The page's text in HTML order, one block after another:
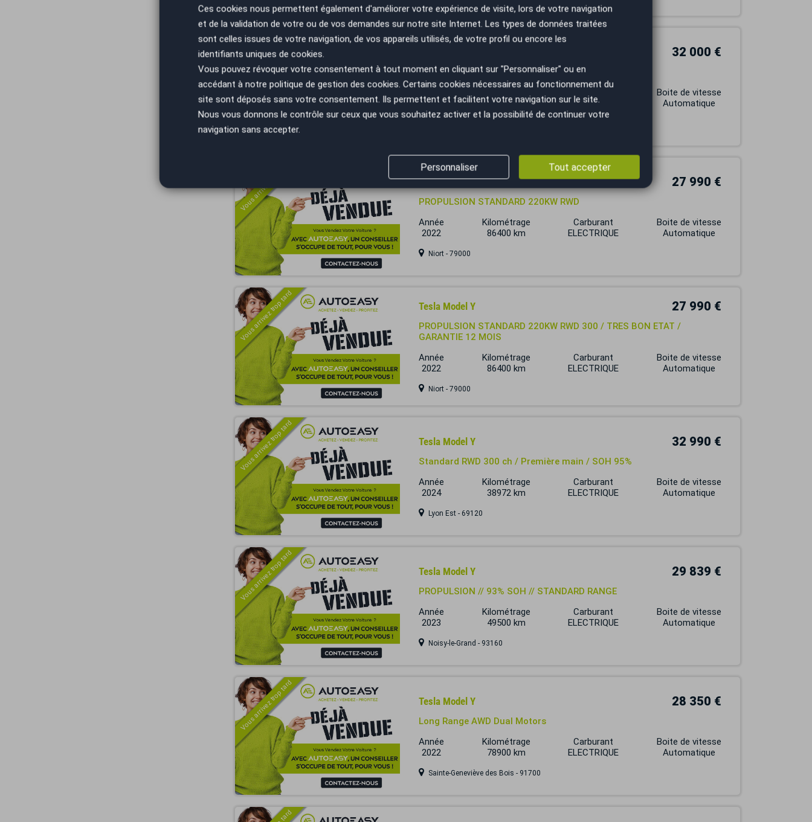
Vous arrivez trop tard 32 000 €
DUAL MOTOR LONG RANGE 476 GRANDE AUTONOMIE
2022
59500 km
ELECTRIQUE
Boite de vitesse
Automatique
Vous arrivez trop tard Tesla Model Y 27 990 €
PROPULSION STANDARD 220KW RWD
Année
2022
Kilométrage
86400 km
Carburant
ELECTRIQUE
Boite de vitesse
Automatique
Niort - 79000
Vous arrivez trop tard Tesla Model Y 27 990 €
PROPULSION STANDARD 220KW RWD 300 / TRES BON ETAT /
GARANTIE 12 MOIS
Année
2022
Kilométrage
86400 km
Carburant
ELECTRIQUE
Boite de vitesse
Automatique
Niort - 79000
Vous arrivez trop tard Tesla Model Y 32 990 €
Standard RWD 300 ch / Première main / SOH 95%
Année
2024
Kilométrage
38972 km
Carburant
ELECTRIQUE
Boite de vitesse
Automatique
Lyon Est - 69120
Vous arrivez trop tard Tesla Model Y 29 839 €
PROPULSION // 93% SOH // STANDARD RANGE
Année
2023
Kilométrage
49500 km
Carburant
ELECTRIQUE
Boite de vitesse
Automatique
Noisy-le-Grand - 93160
Vous arrivez trop tard Tesla Model Y 28 350 €
Long Range AWD Dual Motors
Année
2022
Kilométrage
78900 km
Carburant
ELECTRIQUE
Boite de vitesse
Automatique
Sainte-Geneviève des Bois - 91700
Ces cookies nous permettent également d'améliorer votre expérience de visite, lors de votre navigation
et de la validation de votre ou de vos demandes sur notre site Internet. Les types de données traitées
sont celles issues de votre navigation, de vos appareils utilisés, de votre profil ou encore les
identifiants uniques de cookies.
Vous pouvez révoquer votre consentement à tout moment en cliquant sur "Personnaliser" ou en
accédant à notre politique de gestion des cookies. Certains cookies nécessaires au fonctionnement du
site sont déposés sans votre consentement. Ils permettent et facilitent votre navigation sur le site.
Nous vous donnons le contrôle sur ceux que vous souhaitez activer et la possibilité de continuer votre
navigation sans accepter.
Tout accepter
Personnaliser